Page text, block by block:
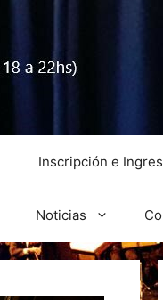
Inscripción e
Noticias